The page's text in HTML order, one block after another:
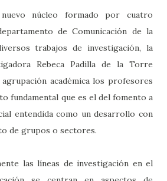
núcleo formado por cuatro
de Comunicación de la
trabajos de investigación, la
Rebeca Padilla de la Torre
académica los profesores
fundamental que es el del fomento a
entendida como un desarrollo con
de grupos o sectores.
las líneas de investigación en el